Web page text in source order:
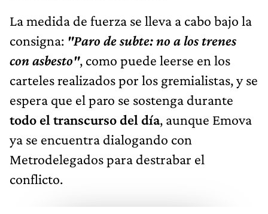
La medida de fuerza se lleva a cabo bajo la
consigna: "Paro de subte: no a los trenes
con asbesto", como puede leerse en los
carteles realizados por los gremialistas, y se
espera que el paro se sostenga durante
todo el transcurso del día, aunque Emova
ya se encuentra dialogando con
Metrodelegados para destrabar el
conflicto.